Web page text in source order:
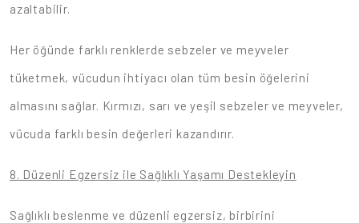
azaltabilir.
Her öğünde farklı renklerde sebzeler ve meyveler
tüketmek, vücudun ihtiyacı olan tüm besin öğelerini
almasını sağlar. Kırmızı, sarı ve yeşil sebzeler ve meyveler,
vücuda farklı besin değerleri kazandırır.
8. Düzenli Egzersiz ile Sağlıklı Yaşamı Destekleyin
Sağlıklı beslenme ve düzenli egzersiz, birbirini